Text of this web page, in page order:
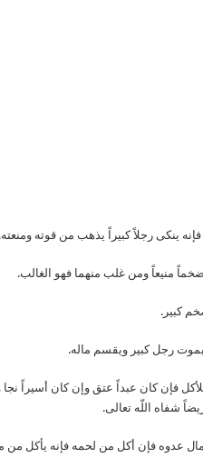
ينكى رجلاً كبيراً يذهب من قوته ومنعته.
منيعاً ومن غلب منهما فهو الغالب.
كبير.
رجل كبير ويقسم ماله.
فإن كان عبداً عتق وإن كان أسيراً نجا
شفاه اللّه تعالى.
عدوه فإن أكل من لحمه فإنه يأكل من